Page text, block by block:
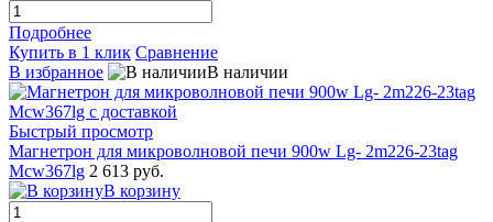
Подробнее
Купить в 1 клик Сравнение
В избранное
В наличии
Быстрый просмотр
Магнетрон для микроволновой печи 900w Lg- 2m226-23tag
Mcw367lg 2 613 руб.
В корзину